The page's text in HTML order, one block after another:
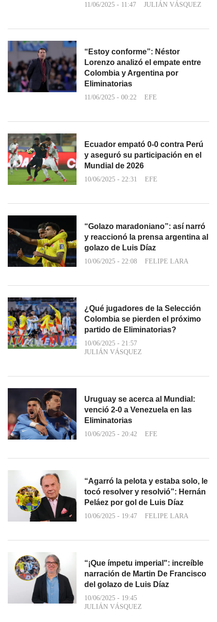
11/06/2025 - 11:47 JULIÁN VÁSQUEZ
“Estoy conforme”: Néstor
Lorenzo analizó el empate entre
Colombia y Argentina por
Eliminatorias
11/06/2025 - 00:22 EFE
Ecuador empató 0-0 contra Perú
y aseguró su participación en el
Mundial de 2026
10/06/2025 - 22:31 EFE
“Golazo maradoniano”: así narró
y reaccionó la prensa argentina al
golazo de Luis Díaz
10/06/2025 - 22:08 FELIPE LARA
¿Qué jugadores de la Selección
Colombia se pierden el próximo
partido de Eliminatorias?
10/06/2025 - 21:57
JULIÁN VÁSQUEZ
Uruguay se acerca al Mundial:
venció 2-0 a Venezuela en las
Eliminatorias
10/06/2025 - 20:42 EFE
“Agarró la pelota y estaba solo, le
tocó resolver y resolvió”: Hernán
Peláez por gol de Luis Díaz
10/06/2025 - 19:47 FELIPE LARA
“¡Que ímpetu imperial": increíble
narración de Martin De Francisco
del golazo de Luis Díaz
10/06/2025 - 19:45
JULIÁN VÁSQUEZ